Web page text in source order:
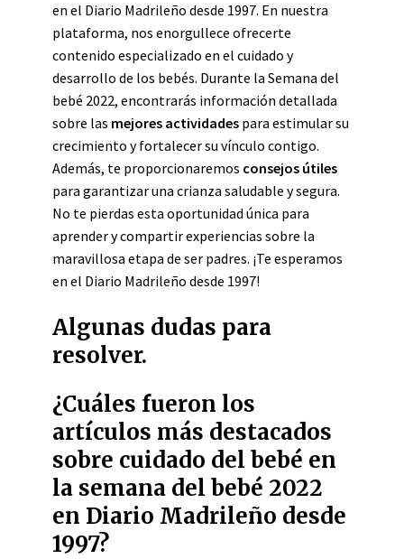
en el Diario Madrileño desde 1997. En nuestra
plataforma, nos enorgullece ofrecerte
contenido especializado en el cuidado y
desarrollo de los bebés. Durante la Semana del
bebé 2022, encontrarás información detallada
sobre las mejores actividades para estimular su
crecimiento y fortalecer su vínculo contigo.
Además, te proporcionaremos consejos útiles
para garantizar una crianza saludable y segura.
No te pierdas esta oportunidad única para
aprender y compartir experiencias sobre la
maravillosa etapa de ser padres. ¡Te esperamos
en el Diario Madrileño desde 1997!
Algunas dudas para
resolver.
¿Cuáles fueron los
artículos más destacados
sobre cuidado del bebé en
la semana del bebé 2022
en Diario Madrileño desde
1997?